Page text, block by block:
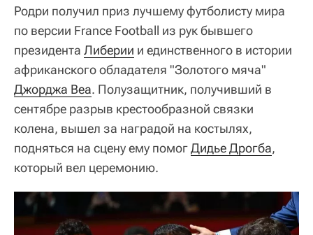
Родри получил приз лучшему футболисту мира
по версии France Football из рук бывшего
президента Либерии и единственного в истории
африканского обладателя "Золотого мяча"
Джорджа Веа. Полузащитник, получивший в
сентябре разрыв крестообразной связки
колена, вышел за наградой на костылях,
подняться на сцену ему помогДидье Дрогба,
который вел церемонию.